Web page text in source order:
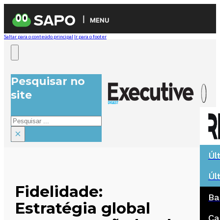
MENU
Saltar para o conteúdo principal Ir para o footer
Pesquisar no
site
Pesquisar
×
Fidelidade:
Estratégia global